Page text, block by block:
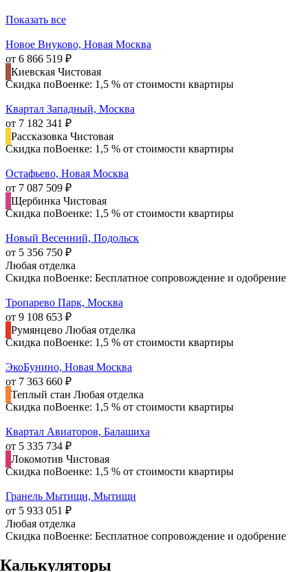
Показать все
Новое Внуково, Новая Москва
от 6 866 519 ₽
Киевская Чистовая
Скидка поВоенке: 1,5 % от стоимости квартиры
Квартал Западный, Москва
от 7 182 341 ₽
Рассказовка Чистовая
Скидка поВоенке: 1,5 % от стоимости квартиры
Остафьево, Новая Москва
от 7 087 509 ₽
Щербинка Чистовая
Скидка поВоенке: 1,5 % от стоимости квартиры
Новый Весенний, Подольск
от 5 356 750 ₽
Любая отделка
Скидка поВоенке: Бесплатное сопровождение и одобрение
Тропарево Парк, Москва
от 9 108 653 ₽
Румянцево Любая отделка
Скидка поВоенке: 1,5 % от стоимости квартиры
ЭкоБунино, Новая Москва
от 7 363 660 ₽
Теплый стан Любая отделка
Скидка поВоенке: 1,5 % от стоимости квартиры
Квартал Авиаторов, Балашиха
от 5 335 734 ₽
Локомотив Чистовая
Скидка поВоенке: 1,5 % от стоимости квартиры
Гранель Мытищи, Мытищи
от 5 933 051 ₽
Любая отделка
Скидка поВоенке: Бесплатное сопровождение и одобрение
Калькуляторы